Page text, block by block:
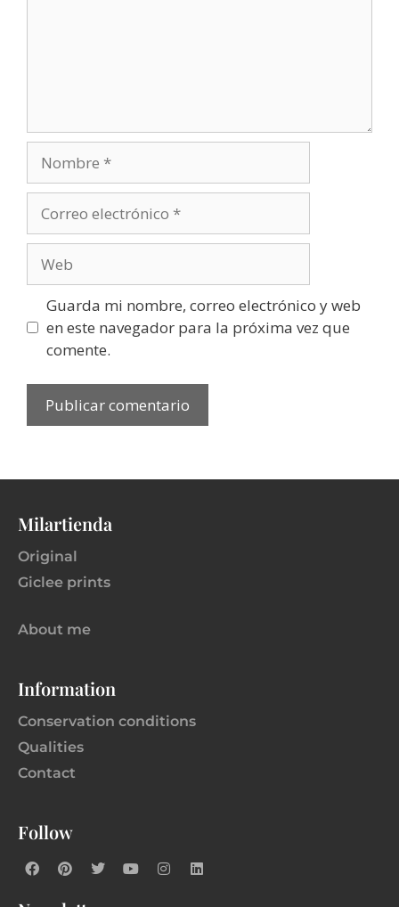
Guarda mi nombre, correo electrónico y web
en este navegador para la próxima vez que
comente.
Milartienda
Original
Giclee prints
About me
Information
Conservation conditions
Qualities
Contact
Follow